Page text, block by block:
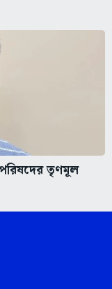
পরিষদের তৃণমূল